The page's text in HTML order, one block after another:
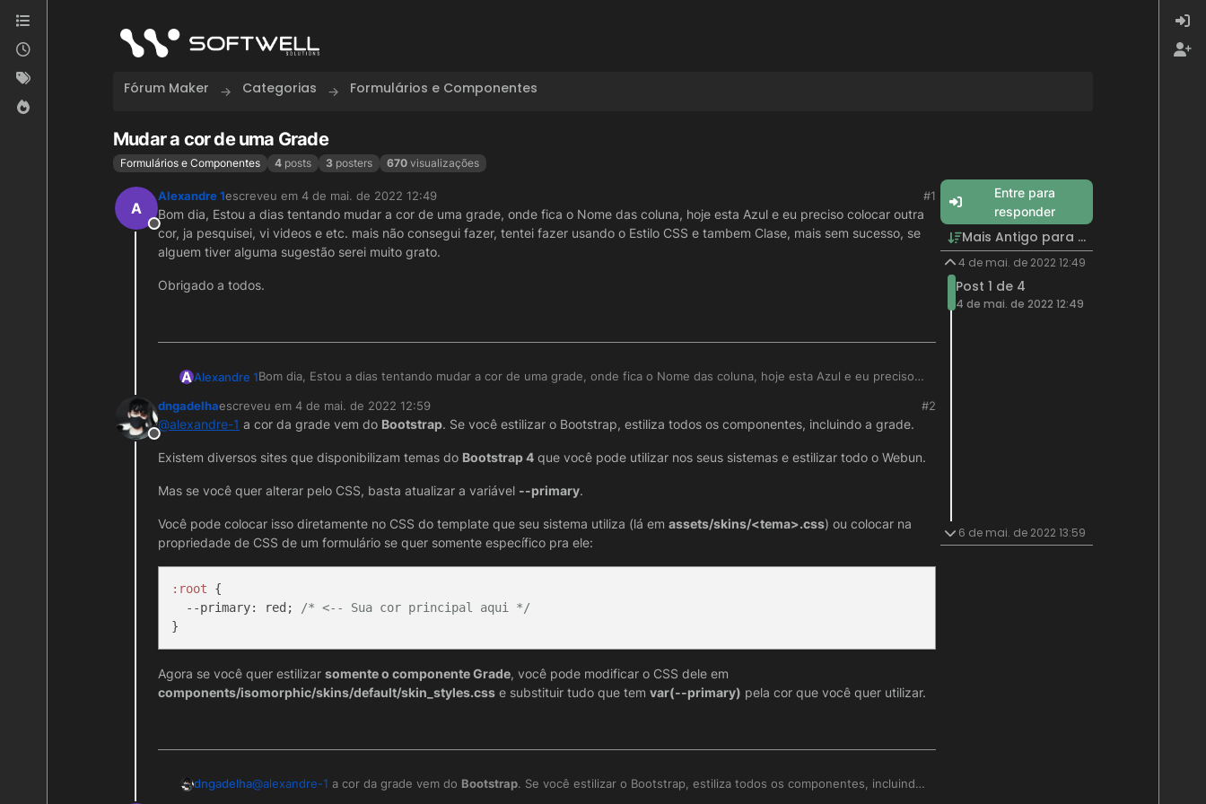
Skip to content
Fórum Maker Categorias Formulários e Componentes
Mudar a cor de uma Grade
Formulários e Componentes 4 posts 3 posters 670 visualizações
A
Offline
Alexandre 1escreveu em 4 de mai. de 2022 12:49
última edição por
#1
Bom dia, Estou a dias tentando mudar a cor de uma grade, onde fica o Nome das coluna, hoje esta Azul e eu preciso colocar outra
cor, ja pesquisei, vi videos e etc. mais não consegui fazer, tentei fazer usando o Estilo CSS e tambem Clase, mais sem sucesso, se
alguem tiver alguma sugestão serei muito grato.
Obrigado a todos.
AAlexandre 1Bom dia, Estou a dias tentando mudar a cor de uma grade, onde fica o Nome das coluna, hoje esta Azul e eu preciso
Clase, mais sem sucesso, se alguem tiver alguma sugestão serei muito grato.
Obrigado a todos.
Offline
dngadelhaescreveu em 4 de mai. de 2022 12:59
última edição por
#2
@alexandre-1 a cor da grade vem do Bootstrap. Se você estilizar o Bootstrap, estiliza todos os componentes, incluindo a grade.
Existem diversos sites que disponibilizam temas do Bootstrap 4 que você pode utilizar nos seus sistemas e estilizar todo o Webun.
Mas se você quer alterar pelo CSS, basta atualizar a variável --primary.
Você pode colocar isso diretamente no CSS do template que seu sistema utiliza (lá em assets/skins/<tema>.css) ou colocar na
propriedade de CSS de um formulário se quer somente específico pra ele:
:root {
--primary: red;
/* <-- Sua cor principal aqui */
Agora se você quer estilizar somente o componente Grade, você pode modificar o CSS dele em
components/isomorphic/skins/default/skin_styles.css e substituir tudo que tem var(--primary) pela cor que você quer utilizar.
dngadelha@alexandre-1 a cor da grade vem do Bootstrap. Se você estilizar o Bootstrap, estiliza todos os componentes, incluindo
Entre para
responder
Mais Antigo para Mais Recente
4 de mai. de 2022 12:49
Post 1 de 4
4 de mai. de 2022 12:49
6 de mai. de 2022 13:59